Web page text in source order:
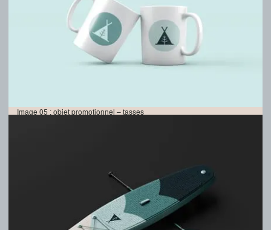
Image 05 : objet promotionnel – tasses